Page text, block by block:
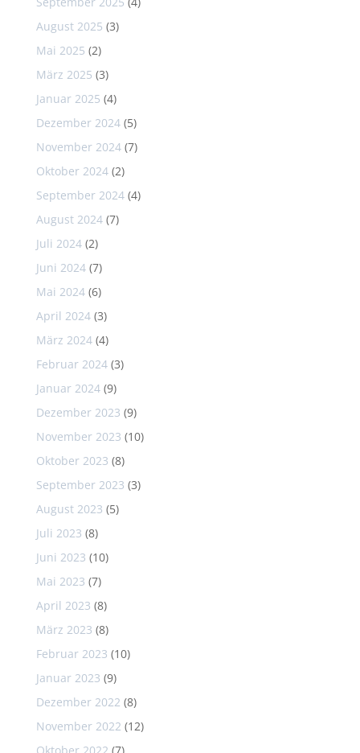
August 2025 (3)
Mai 2025 (2)
März 2025 (3)
Januar 2025 (4)
Dezember 2024(5)
November 2024(7)
Oktober 2024(2)
September 2024(4)
August 2024(7)
Juli 2024(2)
Juni 2024(7)
Mai 2024(6)
April 2024(3)
März 2024(4)
Februar 2024(3)
Januar 2024(9)
Dezember 2023 (9)
November 2023 (10)
Oktober 2023 (8)
September 2023 (3)
August 2023 (5)
Juli 2023 (8)
Juni 2023 (10)
Mai 2023 (7)
April 2023 (8)
März 2023 (8)
Februar 2023 (10)
Januar 2023 (9)
Dezember 2022 (8)
November 2022 (12)